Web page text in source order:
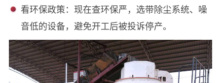
看环保政策‌：现在查环保严，选带除尘系统、噪
音低的设备，避免开工后被投诉停产。‌